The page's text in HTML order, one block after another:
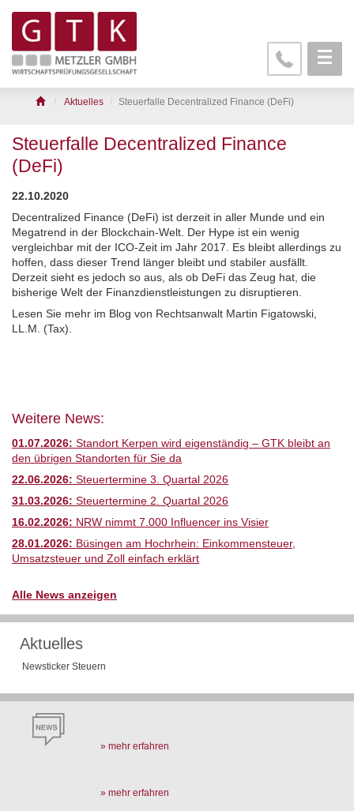
Aktuelles Steuerfalle Decentralized Finance (DeFi)
Steuerfalle Decentralized Finance
(DeFi)
22.10.2020
Decentralized Finance (DeFi) ist derzeit in aller Munde und ein
Megatrend in der Blockchain-Welt. Der Hype ist ein wenig
vergleichbar mit der ICO-Zeit im Jahr 2017. Es bleibt allerdings zu
hoffen, dass dieser Trend länger bleibt und stabiler ausfällt.
Derzeit sieht es jedoch so aus, als ob DeFi das Zeug hat, die
bisherige Welt der Finanzdienstleistungen zu disruptieren.
Lesen Sie mehr im Blog von Rechtsanwalt Martin Figatowski,
LL.M. (Tax).
Weitere News:
01.07.2026: Standort Kerpen wird eigenständig – GTK bleibt an
den übrigen Standorten für Sie da
22.06.2026: Steuertermine 3. Quartal 2026
31.03.2026: Steuertermine 2. Quartal 2026
16.02.2026: NRW nimmt 7.000 Influencer ins Visier
28.01.2026: Büsingen am Hochrhein: Einkommensteuer,
Umsatzsteuer und Zoll einfach erklärt
Alle News anzeigen
Aktuelles
Newsticker Steuern
» mehr erfahren
» mehr erfahren